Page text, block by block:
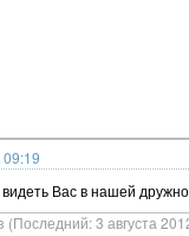
09:19
Вас в нашей
(Последний: 3 августа